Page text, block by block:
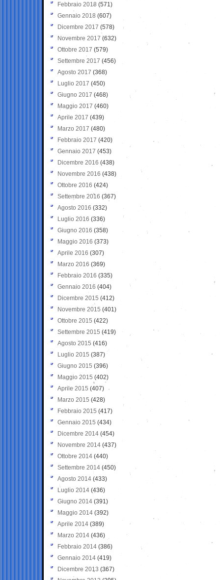
Febbraio 2018 (571)
Gennaio 2018 (607)
Dicembre 2017 (578)
Novembre 2017 (632)
Ottobre 2017 (579)
Settembre 2017 (456)
Agosto 2017 (368)
Luglio 2017 (450)
Giugno 2017 (468)
Maggio 2017 (460)
Aprile 2017 (439)
Marzo 2017 (480)
Febbraio 2017 (420)
Gennaio 2017 (453)
Dicembre 2016 (438)
Novembre 2016 (438)
Ottobre 2016 (424)
Settembre 2016 (367)
Agosto 2016 (332)
Luglio 2016 (336)
Giugno 2016 (358)
Maggio 2016 (373)
Aprile 2016 (307)
Marzo 2016 (369)
Febbraio 2016 (335)
Gennaio 2016 (404)
Dicembre 2015 (412)
Novembre 2015 (401)
Ottobre 2015 (422)
Settembre 2015 (419)
Agosto 2015 (416)
Luglio 2015 (387)
Giugno 2015 (396)
Maggio 2015 (402)
Aprile 2015 (407)
Marzo 2015 (428)
Febbraio 2015 (417)
Gennaio 2015 (434)
Dicembre 2014 (454)
Novembre 2014 (437)
Ottobre 2014 (440)
Settembre 2014 (450)
Agosto 2014 (433)
Luglio 2014 (436)
Giugno 2014 (391)
Maggio 2014 (392)
Aprile 2014 (389)
Marzo 2014 (436)
Febbraio 2014 (386)
Gennaio 2014 (419)
Dicembre 2013 (367)